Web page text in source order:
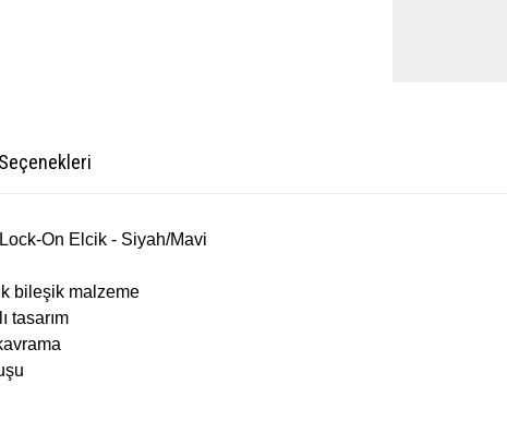
On Elcik - Siyah/Mavi
bileşik malzeme
tasarım